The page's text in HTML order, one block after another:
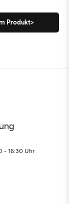
Produkt>
- 16:30 Uhr